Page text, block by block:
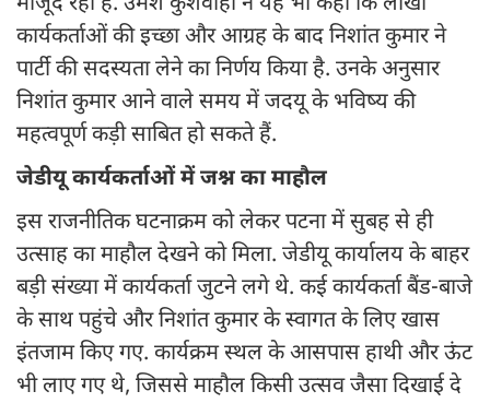
कार्यकर्ताओं की इच्छा और आग्रह के बाद निशांत कुमार ने
पार्टी की सदस्यता लेने का निर्णय किया है. उनके अनुसार
निशांत कुमार आने वाले समय में जदयू के भविष्य की
महत्वपूर्ण कड़ी साबित हो सकते हैं.
जेडीयू कार्यकर्ताओं में जश्न का माहौल
इस राजनीतिक घटनाक्रम को लेकर पटना में सुबह से ही
उत्साह का माहौल देखने को मिला. जेडीयू कार्यालय के बाहर
बड़ी संख्या में कार्यकर्ता जुटने लगे थे. कई कार्यकर्ता बैंड-बाजे
के साथ पहुंचे और निशांत कुमार के स्वागत के लिए खास
इंतजाम किए गए. कार्यक्रम स्थल के आसपास हाथी और ऊंट
भी लाए गए थे, जिससे माहौल किसी उत्सव जैसा दिखाई दे